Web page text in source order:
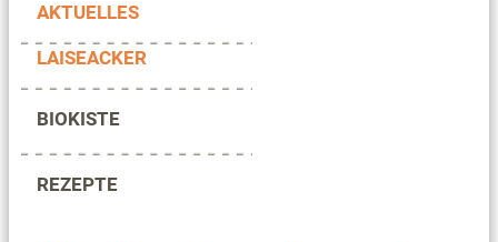
AKTUELLES
LAISEACKER
BIOKISTE
REZEPTE